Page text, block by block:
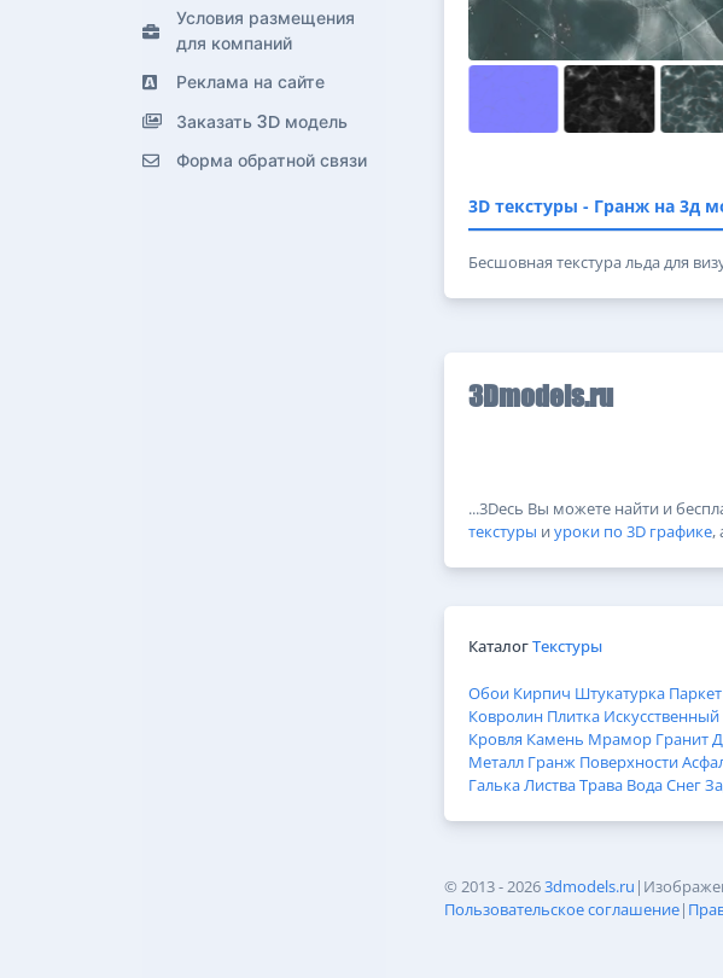
Условия размещения
для компаний
Реклама на сайте
Заказать 3D модель
Форма обратной связи
3D текстуры - Гранж на 3д
Бесшовная текстура льда для
3Dmodels.ru
...3Dесь Вы можете найти и
текстуры и уроки по 3D графике,
КаталогТекстуры
Обои Кирпич Штукатурка Паркет
Ковролин Плитка
Кровля Камень Мрамор Гранит
Металл Гранж Поверхности
ГалькаЛистваТрава ВодаСнег
© 2013 - 20263dmodels.ru |
Пользовательское соглашение|